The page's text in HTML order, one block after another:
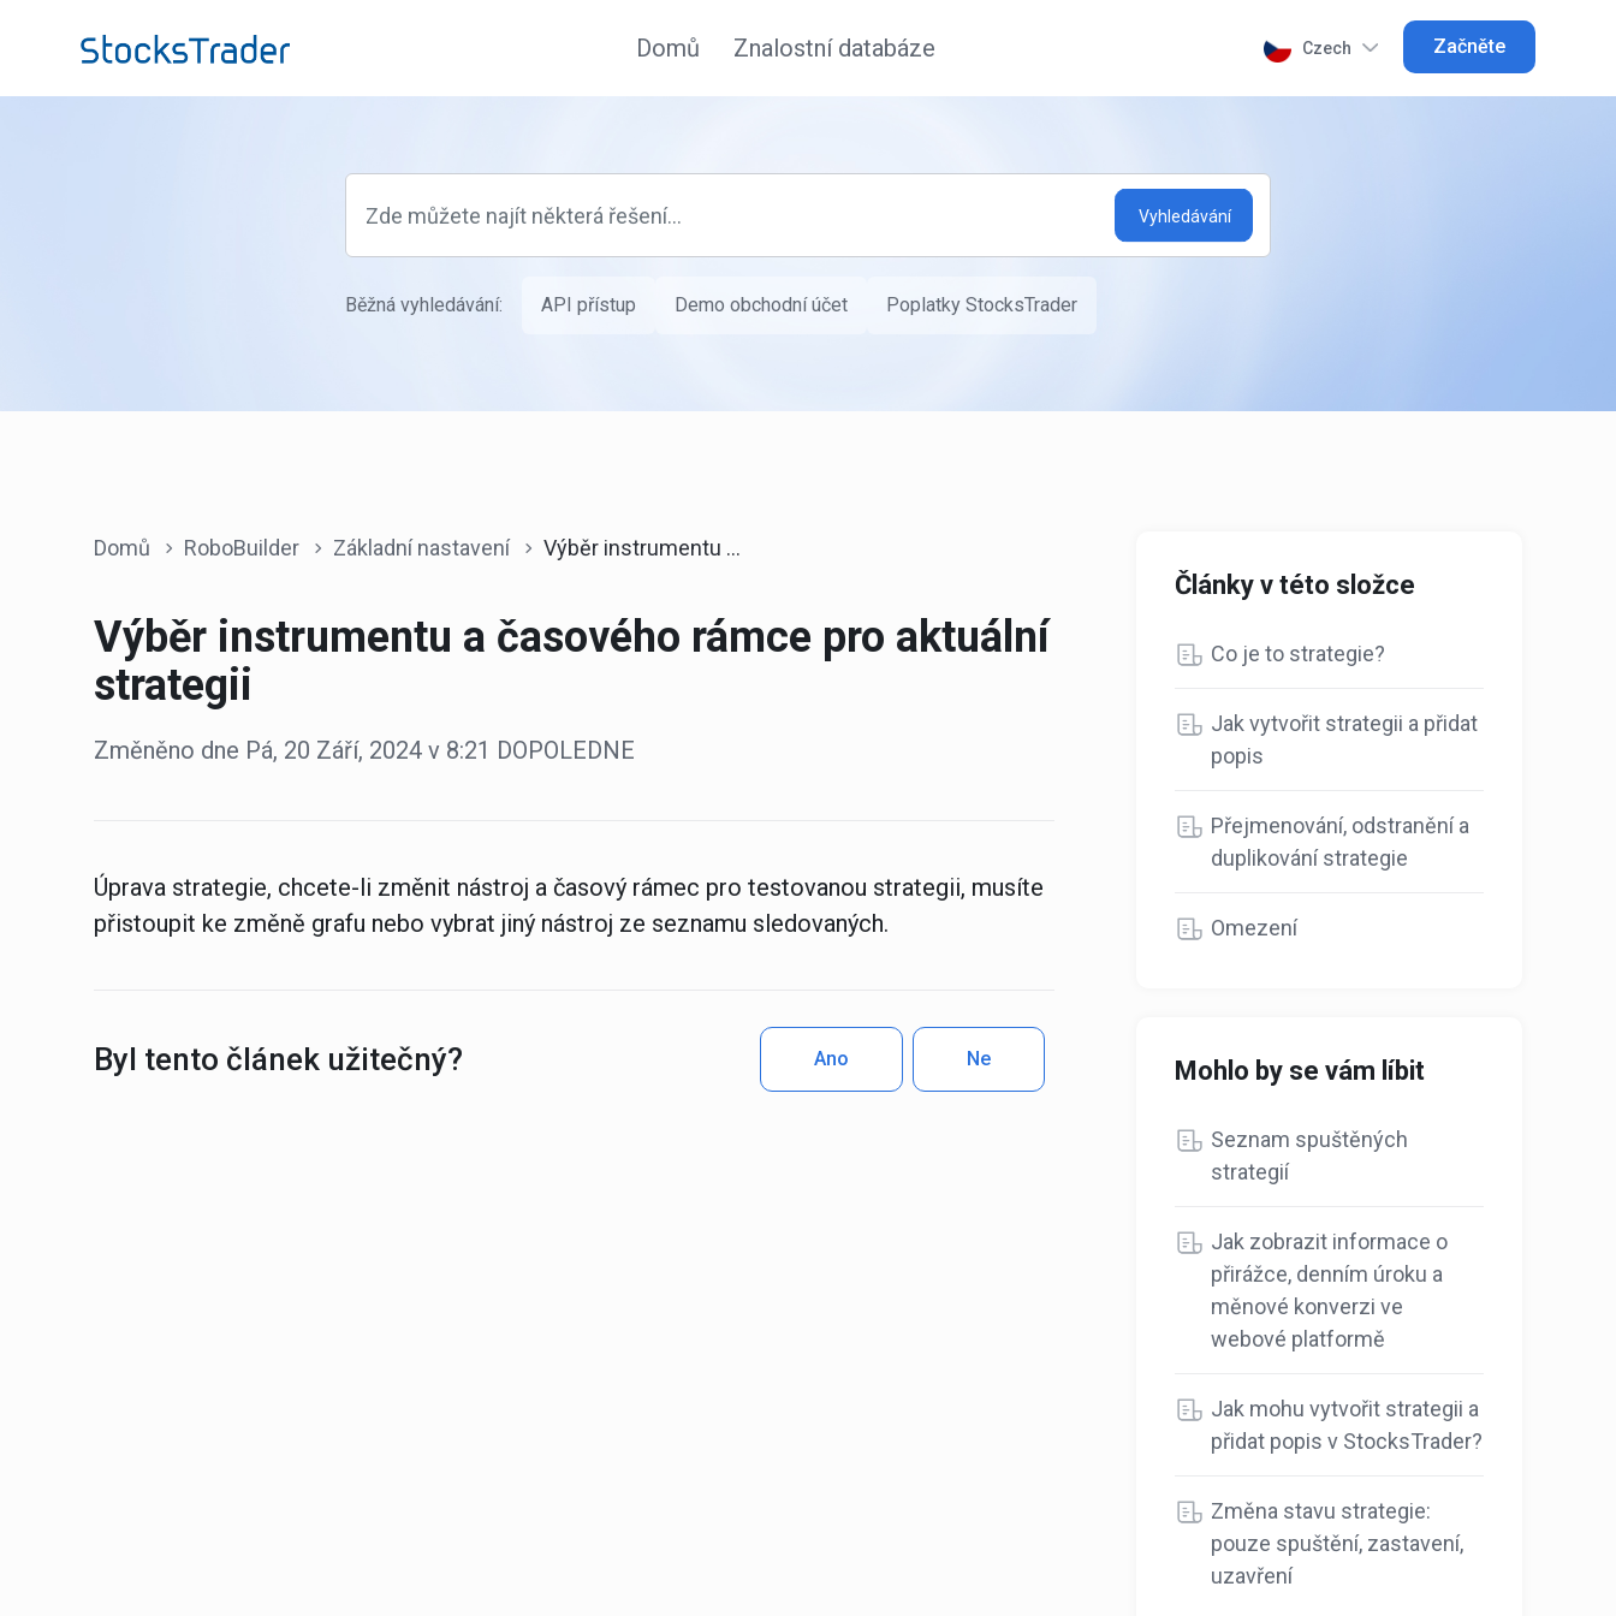
Domů Znalostní databáze Czech Začněte
Běžná vyhledávání: API přístup Demo obchodní účet Poplatky StocksTrader
Domů RoboBuilder Základní nastavení Výběr instrumentu a časového rámce pro aktuální strategii
Výběr instrumentu a časového rámce pro aktuální
strategii
Změněno dne Pá, 20 Září, 2024 v 8:21 DOPOLEDNE
Úprava strategie, chcete-li změnit nástroj a časový rámec pro testovanou strategii, musíte
přistoupit ke změně grafu nebo vybrat jiný nástroj ze seznamu sledovaných.
Byl tento článek užitečný? Ne
Ano
Články v této složce
Co je to strategie?
Jak vytvořit strategii a přidat
popis
Přejmenování, odstranění a
duplikování strategie
Omezení
Mohlo by se vám líbit
Seznam spuštěných
strategií
Jak zobrazit informace o
přirážce, denním úroku a
měnové konverzi ve
webové platformě
Jak mohu vytvořit strategii a
přidat popis v StocksTrader?
Změna stavu strategie:
pouze spuštění, zastavení,
uzavření